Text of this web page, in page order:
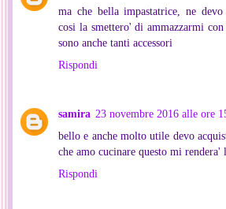
ma che bella impastatrice, ne
cosi la smettero' di ammazzarmi
sono anche tanti accessori
Rispondi
samira 23 novembre 2016 alle ore
bello e anche molto utile devo
che amo cucinare questo mi
Rispondi